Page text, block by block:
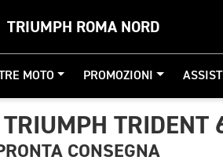
TRIUMPH ROMA NORD
MOTO PROMOZIONI
TRIDENT
CONSEGNA